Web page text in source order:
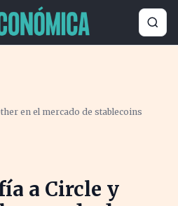
en el mercado de stablecoins
a Circle y